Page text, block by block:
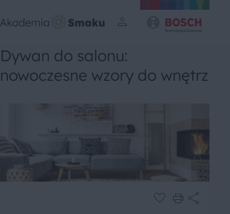
Dywan do salonu:
nowoczesne wzory do wnętrz